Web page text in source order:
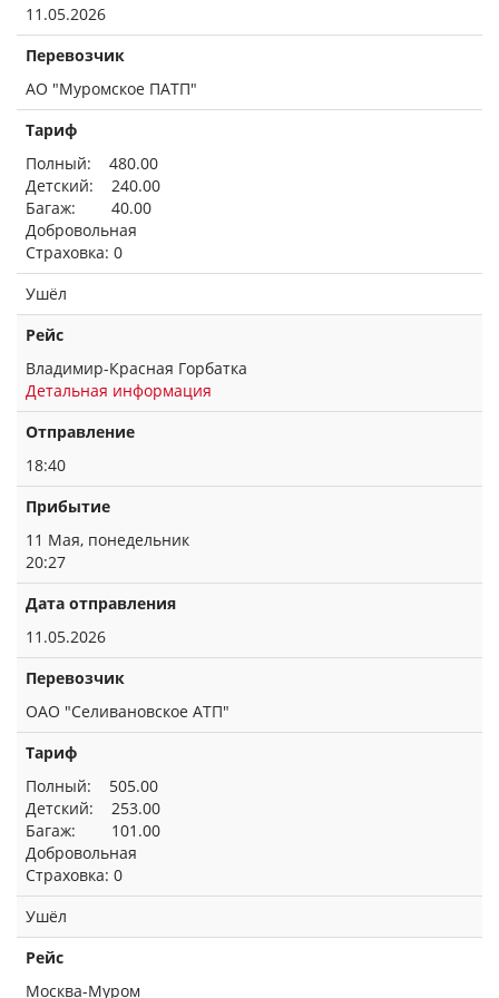
11.05.2026
Перевозчик
АО "Муромское ПАТП"
Тариф
Полный: 480.00
Детский: 240.00
Багаж: 40.00
Добровольная
Страховка: 0
Ушёл
Рейс
Владимир-Красная Горбатка
Детальная информация
Отправление
18:40
Прибытие
11 Мая, понедельник
20:27
Дата отправления
11.05.2026
Перевозчик
ОАО "Селивановское АТП"
Тариф
Полный: 505.00
Детский: 253.00
Багаж: 101.00
Добровольная
Страховка: 0
Ушёл
Рейс
Москва-Муром